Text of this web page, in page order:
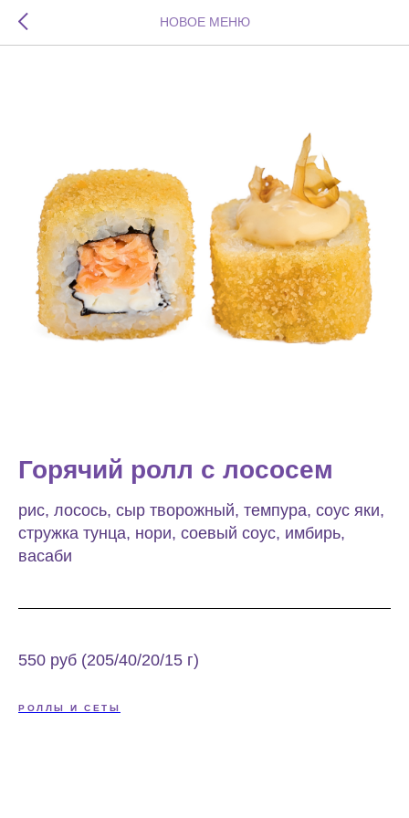
НОВОЕ МЕНЮ
Горячий ролл с лососем
рис, лосось, сыр творожный, темпура, соус яки,
стружка тунца, нори, соевый соус, имбирь,
васаби
550 руб (205/40/20/15 г)
РОЛЛЫ И СЕТЫ